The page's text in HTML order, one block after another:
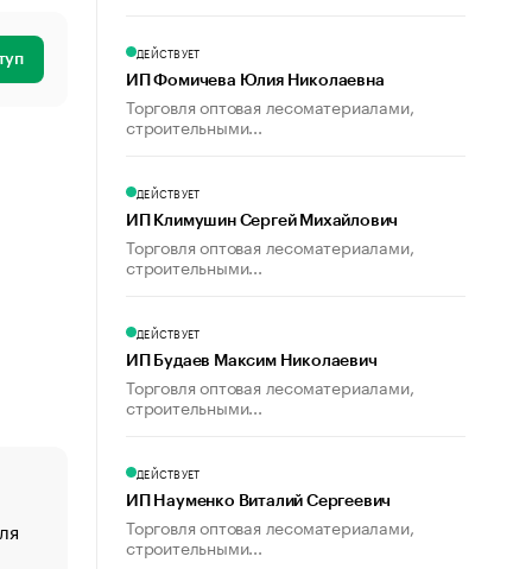
«От спорта тело стареет иначе». Как живет глава
создавшей GTA
ДЕЙСТВУЕТ
ИП Фомичева Юлия Николаевна
Торговля оптовая лесоматериалами,
строительными...
ДЕЙСТВУЕТ
ИП Климушин Сергей Михайлович
Торговля оптовая лесоматериалами,
строительными...
ДЕЙСТВУЕТ
ИП Будаев Максим Николаевич
Торговля оптовая лесоматериалами,
строительными...
ДЕЙСТВУЕТ
ИП Науменко Виталий Сергеевич
Торговля оптовая лесоматериалами,
строительными...